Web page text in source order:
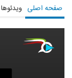
صفحه اصلی ویدئوها